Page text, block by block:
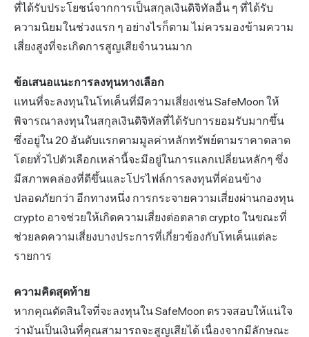
ที่ได้รับประโยชน์จากการเป็นสกุลเงินดิจิทัลอื่น ๆ ที่ได้รับ
ความนิยมในช่วงแรก ๆ อย่างไรก็ตาม ไม่ควรมองข้ามความ
เสี่ยงสูงที่จะเกิดการสูญเสียจำนวนมาก
ข้อเสนอแนะการลงทุนทางเลือก
แทนที่จะลงทุนในโทเค็นที่มีความเสี่ยงเช่น SafeMoon ให้
พิจารณาลงทุนในสกุลเงินดิจิทัลที่ได้รับการยอมรับมากขึ้น
ซึ่งอยู่ใน 20 อันดับแรกตามมูลค่าหลักทรัพย์ตามราคาตลาด
โดยทั่วไปตัวเลือกเหล่านี้จะมีอยู่ในการแลกเปลี่ยนหลักๆ ซึ่ง
มีสภาพคล่องที่ดีขึ้นและโปรไฟล์การลงทุนที่ค่อนข้าง
ปลอดภัยกว่า อีกทางหนึ่ง การกระจายความเสี่ยงผ่านกองทุน
crypto อาจช่วยให้เกิดความเสี่ยงต่อตลาด crypto ในขณะที่
ช่วยลดความเสี่ยงบางประการที่เกี่ยวข้องกับโทเค็นแต่ละ
รายการ
ความคิดสุดท้าย
หากคุณตัดสินใจที่จะลงทุนใน SafeMoon ตรวจสอบให้แน่ใจ
ว่ามันเป็นเงินที่คุณสามารถจะสูญเสียได้ เนื่องจากมีลักษณะ